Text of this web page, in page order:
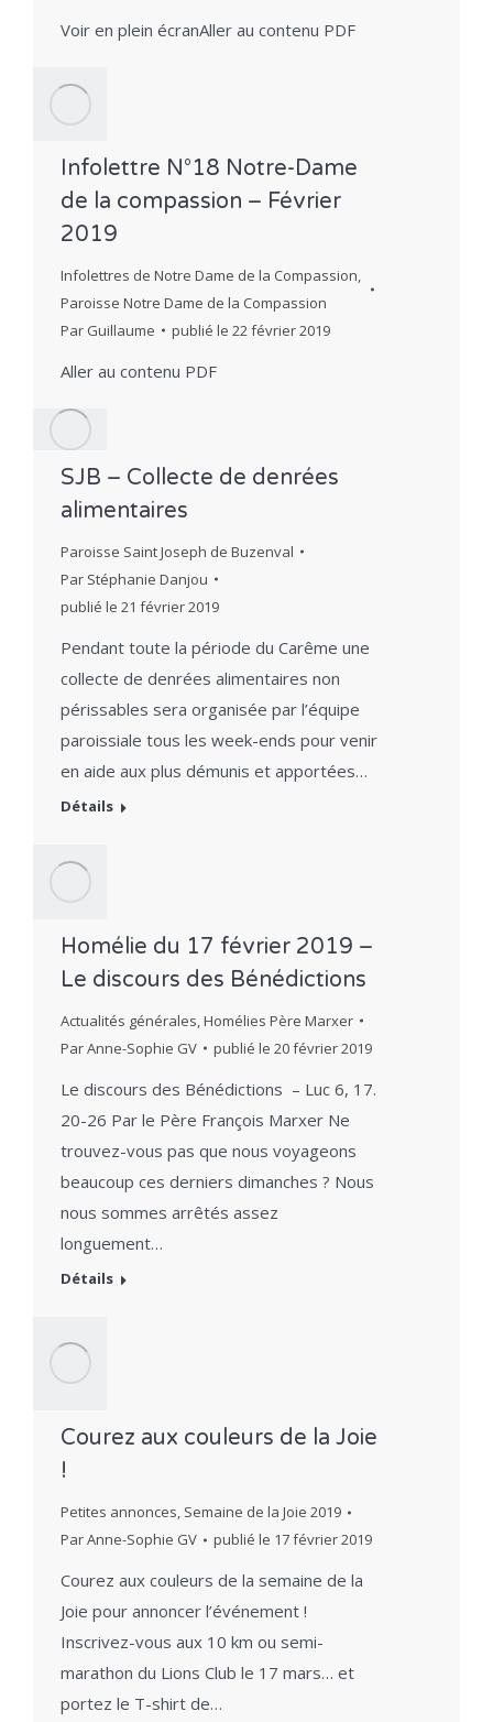
Voir en plein écranAller au contenu PDF
Infolettre N°18 Notre-Dame
de la compassion – Février
2019
Infolettres de Notre Dame de la Compassion,
Paroisse Notre Dame de la Compassion
Par Guillaume publié le 22 février 2019
Aller au contenu PDF
SJB – Collecte de denrées
alimentaires
Paroisse Saint Joseph de Buzenval
Par Stéphanie Danjou
publié le 21 février 2019
Pendant toute la période du Carême une
collecte de denrées alimentaires non
périssables sera organisée par l’équipe
paroissiale tous les week-ends pour venir
en aide aux plus démunis et apportées…
Détails
Homélie du 17 février 2019 –
Le discours des Bénédictions
Actualités générales,Homélies Père Marxer
ParAnne-Sophie GV publié le 20 février 2019
Le discours des Bénédictions – Luc 6, 17.
20-26 Par le Père François Marxer Ne
trouvez-vous pas que nous voyageons
beaucoup ces derniers dimanches ? Nous
nous sommes arrêtés assez
longuement…
Détails
Courez aux couleurs de la Joie
!
Petites annonces, Semaine de la Joie 2019
ParAnne-Sophie GV publié le 17 février 2019
Courez aux couleurs de la semaine de la
Joie pour annoncer l’événement !
Inscrivez-vous aux 10 km ou semi-
marathon du Lions Club le 17 mars… et
portez le T-shirt de…